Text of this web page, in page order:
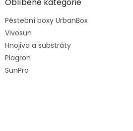
Pěstební boxy UrbanBox
Vivosun
Hnojiva a substráty
Plagron
SunPro